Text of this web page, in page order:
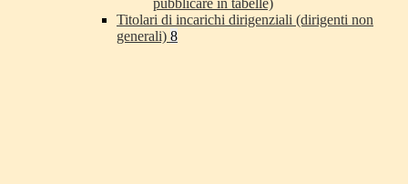
pubblicare in tabelle)
Titolari di incarichi dirigenziali (dirigenti non
generali) 8